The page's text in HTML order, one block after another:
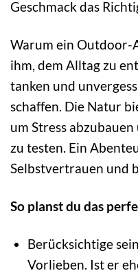
Geschmack das
Warum ein Outdoor-
ihm, dem Alltag zu
tanken und
schaffen. Die Natur
um Stress
zu testen. Ein
Selbstvertrauen und
So planst du das
Berücksichtige
Vorlieben. Ist er